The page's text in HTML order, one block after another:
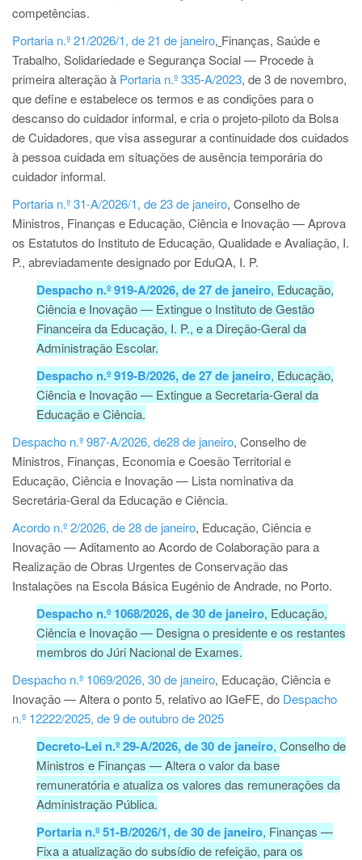
competências.
Portaria n.º 21/2026/1, de 21 de janeiro, Finanças, Saúde e
Trabalho, Solidariedade e Segurança Social — Procede à
primeira alteração à Portaria n.º 335-A/2023, de 3 de novembro,
que define e estabelece os termos e as condições para o
descanso do cuidador informal, e cria o projeto-piloto da Bolsa
de Cuidadores, que visa assegurar a continuidade dos cuidados
à pessoa cuidada em situações de ausência temporária do
cuidador informal.
Portaria n.º 31-A/2026/1, de 23 de janeiro, Conselho de
Ministros, Finanças e Educação, Ciência e Inovação — Aprova
os Estatutos do Instituto de Educação, Qualidade e Avaliação, I.
P., abreviadamente designado por EduQA, I. P.
Despacho n.º 919-A/2026, de 27 de janeiro, Educação,
Ciência e Inovação — Extingue o Instituto de Gestão
Financeira da Educação, I. P., e a Direção-Geral da
Administração Escolar.
Despacho n.º 919-B/2026, de 27 de janeiro, Educação,
Ciência e Inovação — Extingue a Secretaria-Geral da
Educação e Ciência.
Despacho n.º 987-A/2026, de28 de janeiro, Conselho de
Ministros, Finanças, Economia e Coesão Territorial e
Educação, Ciência e Inovação — Lista nominativa da
Secretária-Geral da Educação e Ciência.
Acordo n.º 2/2026, de 28 de janeiro, Educação, Ciência e
Inovação — Aditamento ao Acordo de Colaboração para a
Realização de Obras Urgentes de Conservação das
Instalações na Escola Básica Eugénio de Andrade, no Porto.
Despacho n.º 1068/2026, de 30 de janeiro, Educação,
Ciência e Inovação — Designa o presidente e os restantes
membros do Júri Nacional de Exames.
Despacho n.º 1069/2026, 30 de janeiro, Educação, Ciência e
Inovação — Altera o ponto 5, relativo ao IGeFE, do Despacho
n.º 12222/2025, de 9 de outubro de 2025
Decreto-Lei n.º 29-A/2026, de 30 de janeiro, Conselho de
Ministros e Finanças — Altera o valor da base
remuneratória e atualiza os valores das remunerações da
Administração Pública.
Portaria n.º 51-B/2026/1, de 30 de janeiro, Finanças —
Fixa a atualização do subsídio de refeição, para os